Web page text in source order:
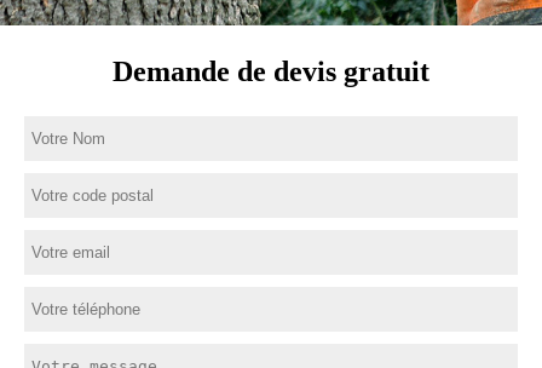
Demande de devis gratuit